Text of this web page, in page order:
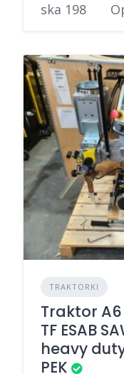
ska 198
TRAKTORKI
Traktor A6
TF ESAB
heavy
PEK